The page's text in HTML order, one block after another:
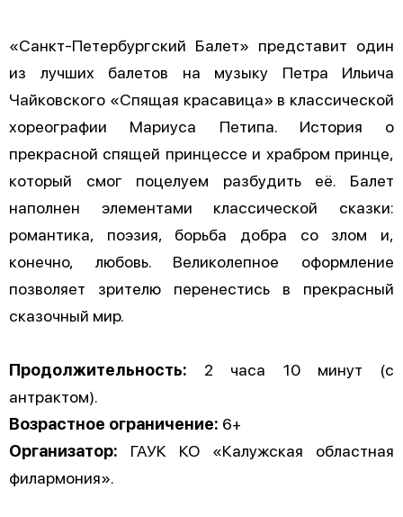
«Санкт-Петербургский Балет» представит один
из лучших балетов на музыку Петра Ильича
Чайковского «Спящая красавица» в классической
хореографии Мариуса Петипа. История о
прекрасной спящей принцессе и храбром принце,
который смог поцелуем разбудить её. Балет
наполнен элементами классической сказки:
романтика, поэзия, борьба добра со злом и,
конечно, любовь. Великолепное оформление
позволяет зрителю перенестись в прекрасный
сказочный мир.
Продолжительность: 2 часа 10 минут (с
антрактом).
Возрастное ограничение: 6+
Организатор: ГАУК КО «Калужская областная
филармония».